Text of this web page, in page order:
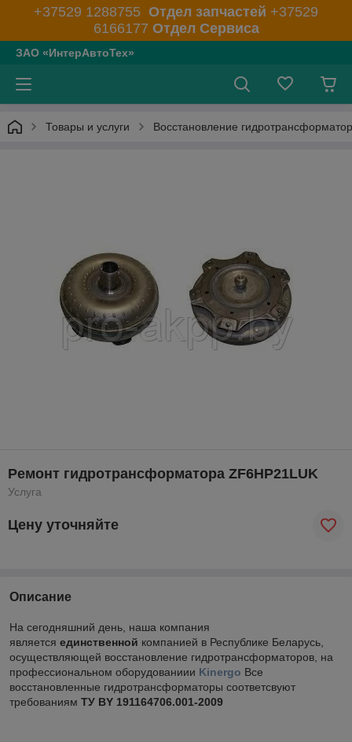
+37529 1288755 Отдел запчастей +37529
6166177 Отдел Сервиса
ЗАО «ИнтерАвтоТех»
Товары и услуги Восстановление
Ремонт гидротрансформатора ZF6НР21LUK
Услуга
Цену уточняйте
Описание
На сегодняшний день, наша компания
является единственной компанией в Республике Беларусь,
осуществляющей восстановление гидротрансформаторов, на
профессиональном оборудованиии Kinergo Все
восстановленные гидротрансформаторы соответсвуют
требованиям ТУ BY 191164706.001-2009